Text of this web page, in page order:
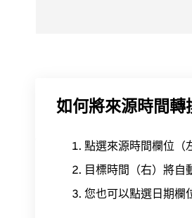
如何將來源時間轉
點選來源時間欄位（
目標時間（右）將自
您也可以點選日期欄